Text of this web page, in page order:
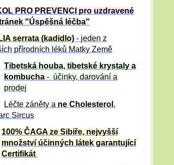
PRO PREVENCI pro uzdravené
"Úspěšná léčba"
serrata (kadidlo) - jeden z
přírodních léků Matky Země
Tibetská houba, tibetské krystaly a
kombucha - účinky, darování a
prodej
Léčte záněty a ne Cholesterol ,
Sircus
100% ČAGA ze Sibiře, nejvyšší
množství účinných látek garantující
Certifikát